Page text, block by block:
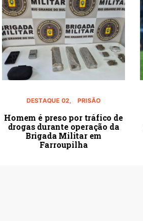
DESTAQUE 02 PRISÃO
Homem é preso por tráfico de
drogas durante operação da
Brigada Militar em
Farroupilha